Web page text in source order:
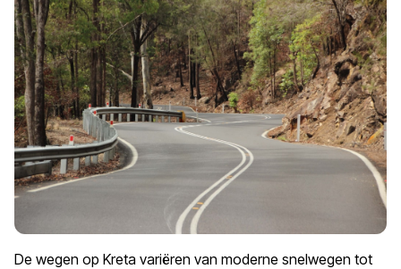
De wegen op Kreta variëren van moderne snelwegen tot